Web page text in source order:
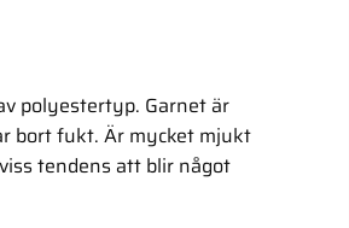
polyestertyp. Garnet är
bort fukt. Är mycket mjukt
tendens att blir något